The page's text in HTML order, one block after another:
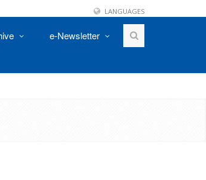
LANGUAGES
e-Newsletter